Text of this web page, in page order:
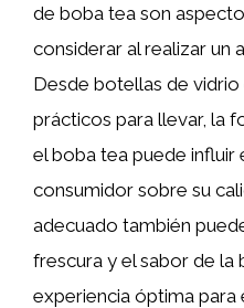
de boba tea son
considerar al realizar un
Desde botellas de
prácticos para llevar, la
el boba tea puede influir
consumidor sobre su
adecuado también
frescura y el sabor de la
experiencia óptima